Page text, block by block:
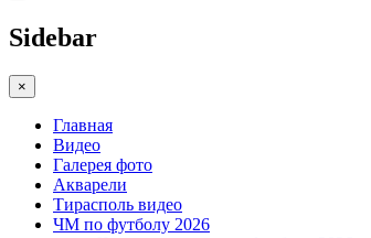
Sidebar
×
Главная
Видео
Галерея фото
Акварели
Тирасполь видео
ЧМ по футболу 2026